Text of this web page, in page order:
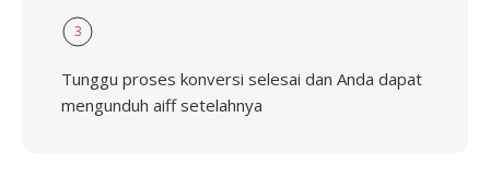
3
Tunggu proses konversi selesai dan Anda dapat
mengunduh aiff setelahnya